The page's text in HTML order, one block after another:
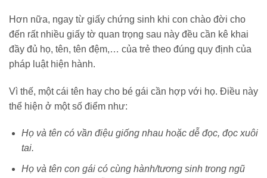
Hơn nữa, ngay từ giấy chứng sinh khi con chào đời cho
đến rất nhiều giấy tờ quan trọng sau này đều cần kê khai
đầy đủ họ, tên, tên đệm,… của trẻ theo đúng quy định của
pháp luật hiện hành.
Vì thế, một cái tên hay cho bé gái cần hợp với họ. Điều này
thể hiện ở một số điểm như:
Họ và tên có vần điệu giống nhau hoặc dễ đọc, đọc xuôi
tai.
Họ và tên con gái có cùng hành/tương sinh trong ngũ